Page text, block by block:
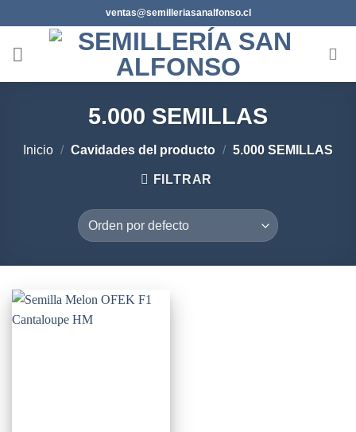
al
contenido
ventas@semilleriasanalfonso.cl
5.000 SEMILLAS
Inicio / Cavidades del producto / 5.000 SEMILLAS
FILTRAR